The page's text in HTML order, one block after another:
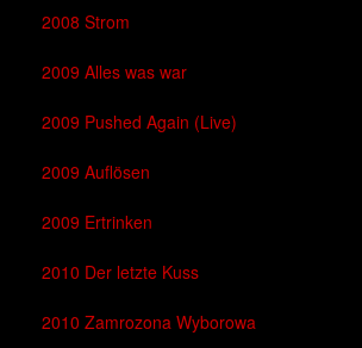
2008 Strom
2009 Alles was war
2009 Pushed Again (Live)
2009 Auflösen
2009 Ertrinken
2010 Der letzte Kuss
2010 Zamrozona Wyborowa